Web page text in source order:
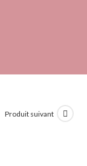
Produit suivant